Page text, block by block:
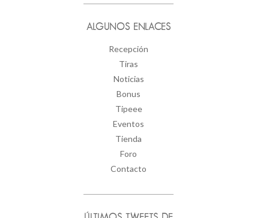
ALGUNOS ENLACES
Recepción
Tiras
Noticias
Bonus
Tipeee
Eventos
Tienda
Foro
Contacto